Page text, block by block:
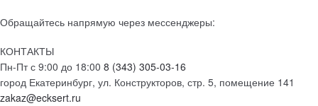
Обращайтесь напрямую через мессенджеры:
КОНТАКТЫ
Пн-Пт с 9:00 до 18:00 8 (343) 305-03-16
город Екатеринбург, ул. Конструкторов, стр. 5, помещение 141
zakaz@ecksert.ru